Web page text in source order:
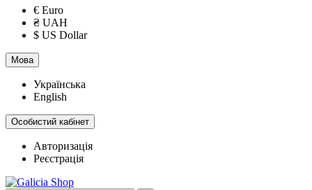
€ Euro
₴ UAH
$ US Dollar
Мова
Українська
English
Особистий кабінет
Авторизація
Реєстрація